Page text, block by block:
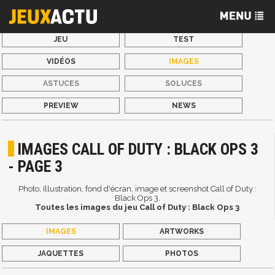
JEU TEST
VIDÉOS IMAGES
ASTUCES SOLUCES
PREVIEW NEWS
IMAGES CALL OF DUTY : BLACK OPS 3
- PAGE 3
Photo, Illustration, fond d'écran, image et screenshot Call of Duty :
Black Ops 3.
Toutes les images du jeu Call of Duty : Black Ops 3
IMAGES ARTWORKS
JAQUETTES PHOTOS